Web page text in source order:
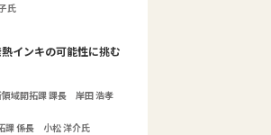
氏
熱インキの可能性に挑む
領域開拓課 課長 岸田 浩孝
課 係長 小松 洋介氏